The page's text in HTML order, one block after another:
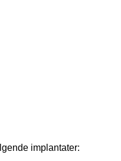
implantater: